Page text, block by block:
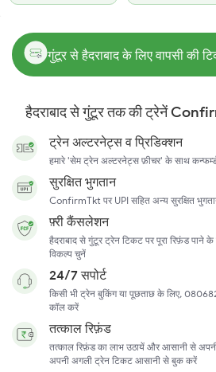
गुंटूर से हैदराबाद के लिए वापसी की
हैदराबाद से गुंटूर तक की ट्रेनें
ट्रेन अल्टरनेट्स व प्रिडिक्शन
हमारे 'सेम ट्रेन अल्टरनेट्स फ़ीचर' के साथ
सुरक्षित भुगतान
ConfirmTkt पर UPI सहित अन्य सुरक्षित
फ़्री कैंसलेशन
हैदराबाद से गुंटूर ट्रेन टिकट पर पूरा रिफ़ंड पाने
विकल्प चुनें
24/7 सपोर्ट
किसी भी ट्रेन बुकिंग या पूछताछ के लिए,
कॉल करें
तत्काल रिफ़ंड
तत्काल रिफ़ंड का लाभ उठायें और आसानी से
अपनी अगली ट्रेन टिकट आसानी से बुक करें